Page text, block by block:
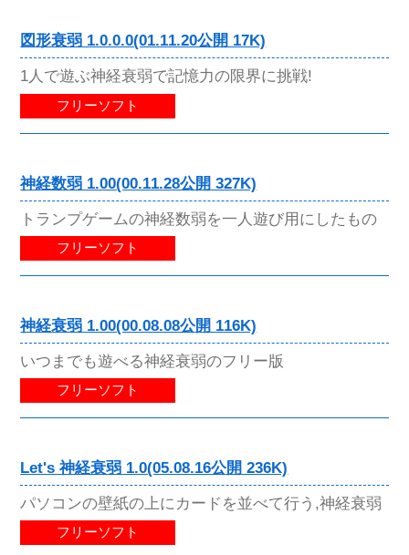
図形衰弱 1.0.0.0(01.11.20公開 17K)
1人で遊ぶ神経衰弱で記憶力の限界に挑戦!
フリーソフト
神経数弱 1.00(00.11.28公開 327K)
トランプゲームの神経数弱を一人遊び用にしたもの
フリーソフト
神経衰弱 1.00(00.08.08公開 116K)
いつまでも遊べる神経衰弱のフリー版
フリーソフト
Let's 神経衰弱 1.0(05.08.16公開 236K)
パソコンの壁紙の上にカードを並べて行う,神経衰弱
フリーソフト